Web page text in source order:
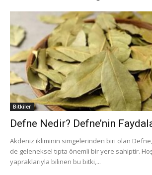
Bitkiler
Defne Nedir? Defne’nin
Akdeniz ikliminin simgelerinden biri olan
de geleneksel tıpta önemli bir yere sahiptir.
yapraklarıyla bilinen bu bitki,...